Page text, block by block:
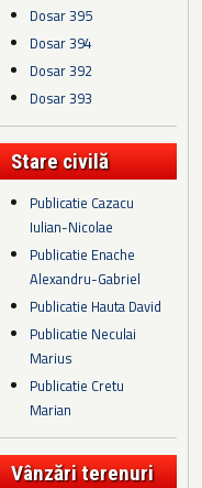
Dosar 395
Dosar 394
Dosar 392
Dosar 393
Stare civilă
Publicatie Cazacu
Iulian-Nicolae
Publicatie Enache
Alexandru-Gabriel
Publicatie Hauta David
Publicatie Neculai
Marius
Publicatie Cretu
Marian
Vânzări terenuri